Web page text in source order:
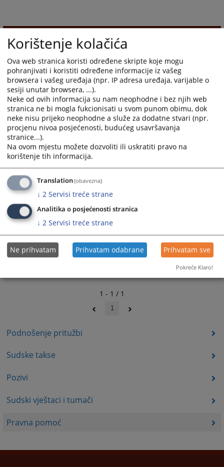
Podnošenje pritužbi
Sudske takse
Pozivi
Sudski vještaci i tumači
Pravna pomoć
1603PREGLEDA
1 - 1 / 1
1
Korištenje kolačića
Ova web stranica koristi određene skripte koje mogu
pohranjivati i koristiti određene informacije iz vašeg
browsera i vašeg uređaja (npr. IP adresa uređaja, varijable o
sesiji unutar browsera, ...).
Neke od ovih informacija su nam neophodne i bez njih web
stranica ne bi mogla fukcionisati u svom punom obimu, dok
neke nisu prijeko neophodne a služe za dodatne stvari (npr.
procjenu nivoa posjećenosti, budućeg usavršavanja
stranice...).
Na ovom mjestu možete dozvoliti ili uskratiti pravo na
korištenje tih informacija.
Translation(obavezna)
↓ 2 Servisi treće strane
Analitika o posjećenosti stranica
↓ 2 Servisi treće strane
Ne prihvatam Prihvatam odabrane Prihvatam sve
Pokreće Klaro!